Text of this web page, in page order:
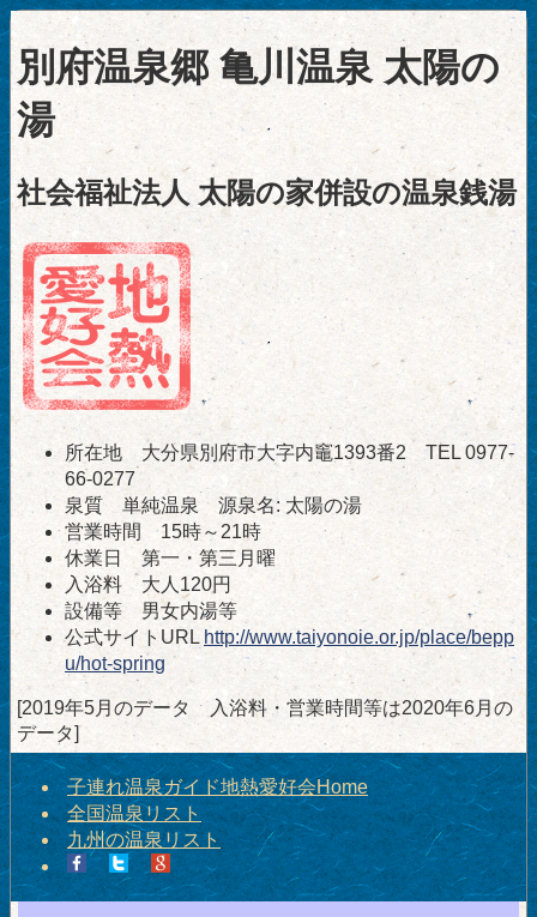
別府温泉郷 亀川温泉 太陽の
湯
社会福祉法人 太陽の家併設の温泉銭湯
所在地 大分県別府市大字内竈1393番2 TEL 0977-
66-0277
泉質 単純温泉 源泉名: 太陽の湯
営業時間 15時～21時
休業日 第一・第三月曜
入浴料 大人120円
設備等 男女内湯等
公式サイトURL http://www.taiyonoie.or.jp/place/bepp
u/hot-spring
[2019年5月のデータ 入浴料・営業時間等は2020年6月の
データ]
子連れ温泉ガイド地熱愛好会Home
全国温泉リスト
九州の温泉リスト